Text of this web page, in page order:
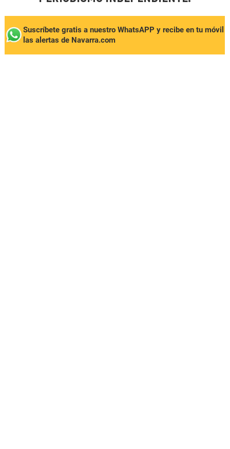
Suscríbete gratis a nuestro WhatsAPP y recibe en tu móvil
las alertas de Navarra.com